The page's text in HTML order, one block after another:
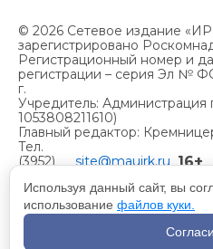
© 2026 Сетевое издание
зарегистрировано
Регистрационный номер и
регистрации – серия Эл №
г.
Учредитель:
1053808211610)
Главный редактор:
Тел.
(3952)
site@mauirk.ru 16+
Учетная политика организации
Политика конфиденциальности
Используя данный сайт, вы
использование файлов куки.